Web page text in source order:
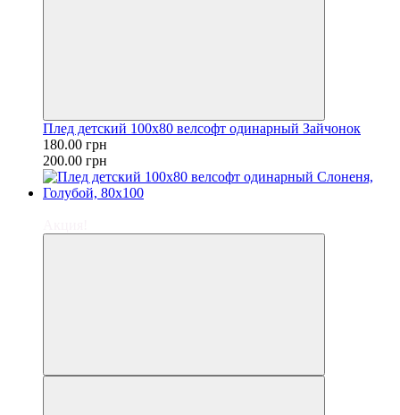
Плед детский 100х80 велсофт одинарный Зайчонок
180.00 грн
200.00 грн